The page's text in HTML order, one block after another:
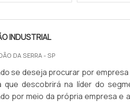
INDUSTRIAL
DA SERRA - SP
se deseja procurar por
que descobrirá na líder do
por meio da própria empresa e